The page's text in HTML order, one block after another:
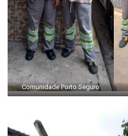
Comunidade Porto Seguro